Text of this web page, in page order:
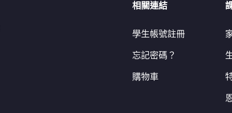
相關連結
學生帳號註冊
忘記密碼？
購物車